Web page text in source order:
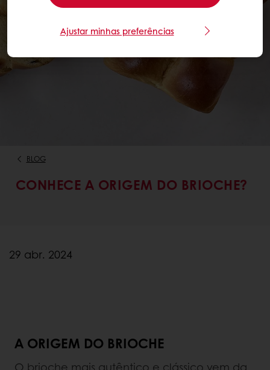
BLOG
CONHECE A ORIGEM DO BRIOCHE?
29 abr. 2024
A ORIGEM DO BRIOCHE
O brioche mais autêntico e clássico vem da
Ajustar minhas preferências